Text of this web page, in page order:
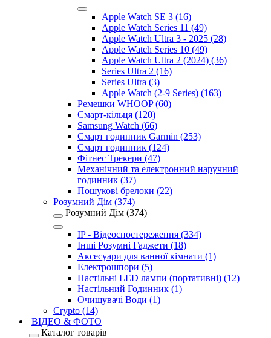
Apple Watch SE 3 (16)
Apple Watch Series 11 (49)
Apple Watch Ultra 3 - 2025 (28)
Apple Watch Series 10 (49)
Apple Watch Ultra 2 (2024) (36)
Series Ultra 2 (16)
Series Ultra (3)
Apple Watch (2-9 Series) (163)
Ремешки WHOOP (60)
Смарт-кільця (120)
Samsung Watch (66)
Смарт годинник Garmin (253)
Смарт годинник (124)
Фітнес Трекери (47)
Механічний та електронний наручний
годинник (37)
Пошукові брелоки (22)
Розумний Дім (374)
Розумний Дім (374)
IP - Відеоспостереження (334)
Інші Розумні Гаджети (18)
Аксесуари для ванної кімнати (1)
Електрошпори (5)
Настільні LED лампи (портативні) (12)
Настільний Годинник (1)
Очищувачі Води (1)
Crypto (14)
ВІДЕО & ФОТО
Каталог товарів